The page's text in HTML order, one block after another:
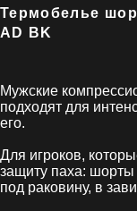
Термобелье
AD BK
Мужские
подходят для
его.
Для игроков,
защиту паха: шорты
под раковину, в